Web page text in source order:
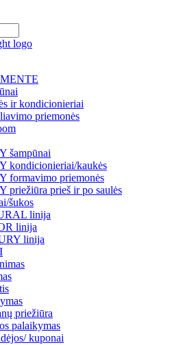
ir kondicionieriai
priemonės
šampūnai
kondicionieriai/kaukės
formavimo priemonės
priežiūra prieš ir po saulės
šukos
linija
linija
linija
priežiūra
palaikymas
kuponai